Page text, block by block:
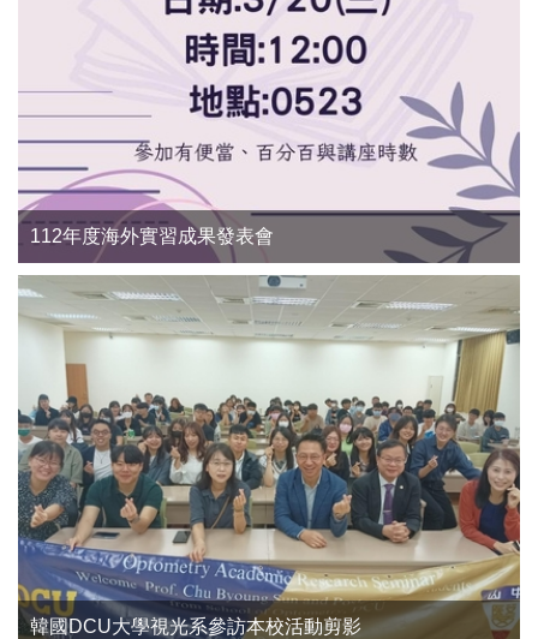
112年度海外實習成果發表會
韓國DCU大學視光系參訪本校活動剪影